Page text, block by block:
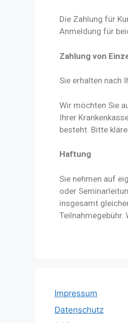
Die Zahlung für
Anmeldung für
Zahlung von
Sie erhalten nach
Wir möchten Sie
Ihrer
besteht. Bitte
Haftung
Sie nehmen auf
oder
insgesamt
Teilnahmegebühr.
Impressum
Datenschutz